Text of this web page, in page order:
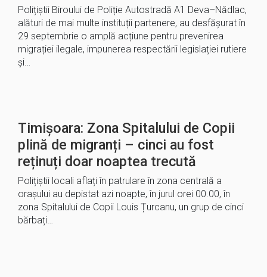
Polițiștii Biroului de Poliție Autostradă A1 Deva–Nădlac,
alături de mai multe instituții partenere, au desfășurat în
29 septembrie o amplă acțiune pentru prevenirea
migrației ilegale, impunerea respectării legislației rutiere
și…
Timișoara: Zona Spitalului de Copii
plină de migranți – cinci au fost
reținuți doar noaptea trecută
Polițiștii locali aflați în patrulare în zona centrală a
orașului au depistat azi noapte, în jurul orei 00.00, în
zona Spitalului de Copii Louis Țurcanu, un grup de cinci
bărbați…